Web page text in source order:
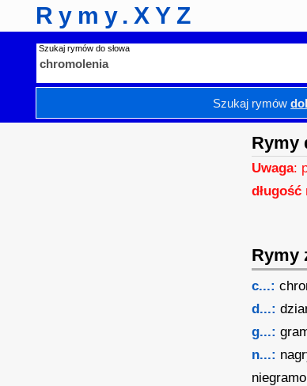
Rymy.XYZ
Szukaj rymów do słowa
Szukaj rymów
Rymy
Uwaga:
długość
Rymy
c...:
d...:
g...:
n...: